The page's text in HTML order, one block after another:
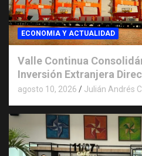
ECONOMIA Y ACTUALIDAD
Valle Continua
Inversión Extranjera
agosto 10, 2026 Julián Andrés